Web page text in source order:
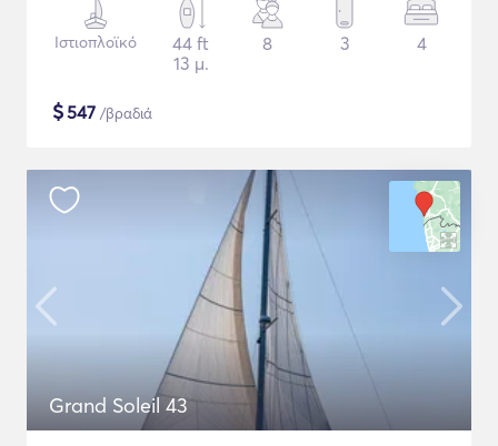
Ιστιοπλοϊκό
44 ft
13 μ.
8 3 4
$547 /βραδιά
Grand Soleil 43